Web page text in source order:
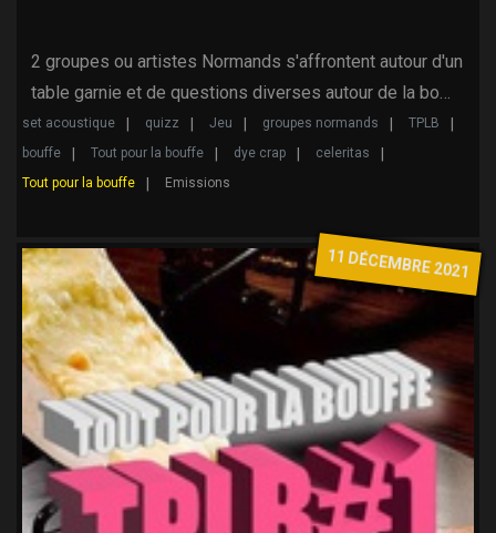
2 groupes ou artistes Normands s'affrontent autour d'un
table garnie et de questions diverses autour de la bo…
set acoustique quizz Jeu groupes normands
TPLB
bouffe
Tout pour la bouffe dye crap
celeritas
Tout pour la bouffe
Emissions
11 DÉCEMBRE 2021